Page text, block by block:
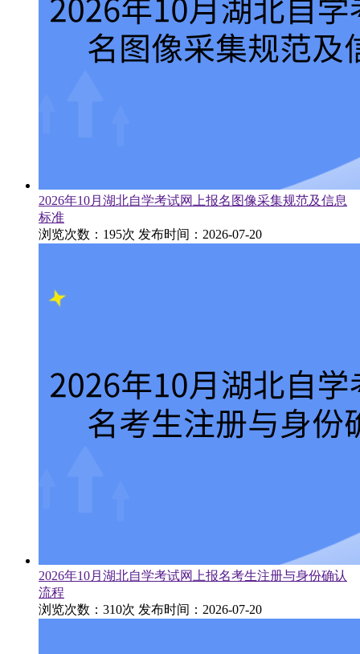
2026年10月湖北自学考试网上报名图像采集规范及信息
标准
浏览次数：195次 发布时间：2026-07-20
2026年10月湖北自学考试网上报名考生注册与身份确认
流程
浏览次数：310次 发布时间：2026-07-20